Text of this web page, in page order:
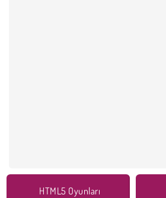
HTML5 Oyunları